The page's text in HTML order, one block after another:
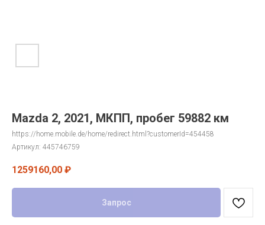
Mazda 2, 2021, МКПП, пробег 59882 км
https://home.mobile.de/home/redirect.html?customerId=454458
Артикул: 445746759
1259160,00 ₽
Запрос